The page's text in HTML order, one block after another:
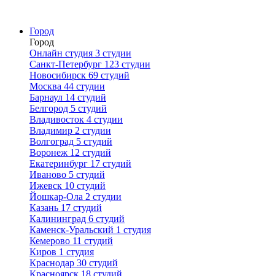
Город
Город
Онлайн студия 3 студии
Санкт-Петербург 123 студии
Новосибирск 69 студий
Москва 44 студии
Барнаул 14 студий
Белгород 5 студий
Владивосток 4 студии
Владимир 2 студии
Волгоград 5 студий
Воронеж 12 студий
Екатеринбург 17 студий
Иваново 5 студий
Ижевск 10 студий
Йошкар-Ола 2 студии
Казань 17 студий
Калининград 6 студий
Каменск-Уральский 1 студия
Кемерово 11 студий
Киров 1 студия
Краснодар 30 студий
Красноярск 18 студий